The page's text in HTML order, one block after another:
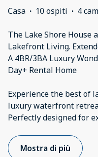
Casa · 10 ospiti · 4
The Lake Shore House
Lakefront Living.
A 4BR/3BA Luxury
Day+ Rental Home
Experience the best of
luxury waterfront
Perfectly designed for
Mostra di più